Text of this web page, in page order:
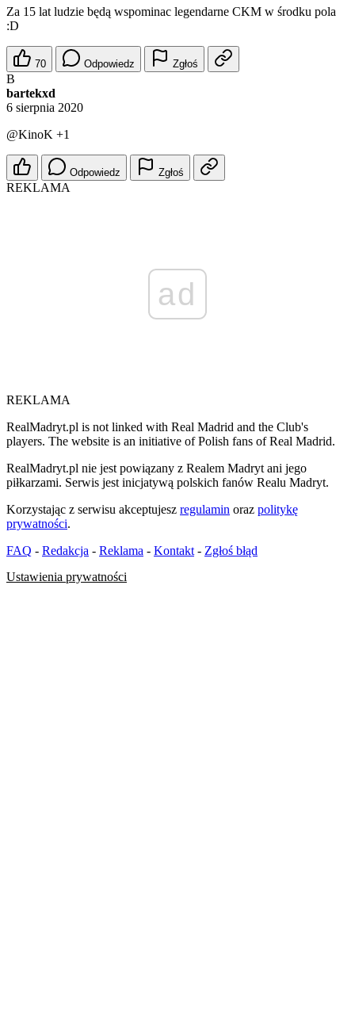
Za 15 lat ludzie będą wspominac legendarne CKM w środku pola
:D
70 Odpowiedz Zgłoś
B
bartekxd
6 sierpnia 2020
@KinoK +1
Odpowiedz Zgłoś
REKLAMA
ad
REKLAMA
RealMadryt.pl is not linked with Real Madrid and the Club's
players. The website is an initiative of Polish fans of Real Madrid.
RealMadryt.pl nie jest powiązany z Realem Madryt ani jego
piłkarzami. Serwis jest inicjatywą polskich fanów Realu Madryt.
Korzystając z serwisu akceptujesz regulamin oraz politykę
prywatności.
FAQ - Redakcja - Reklama - Kontakt - Zgłoś błąd
Ustawienia prywatności